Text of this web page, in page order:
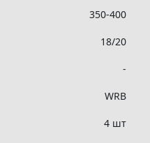
350-400
18/20
-
WRB
4 шт